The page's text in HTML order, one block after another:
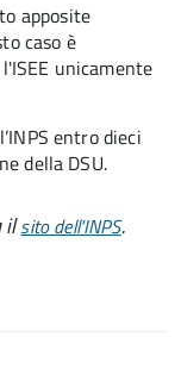
apposite
caso è
unicamente
entro dieci
della DSU.
ilsito dell'INPS.